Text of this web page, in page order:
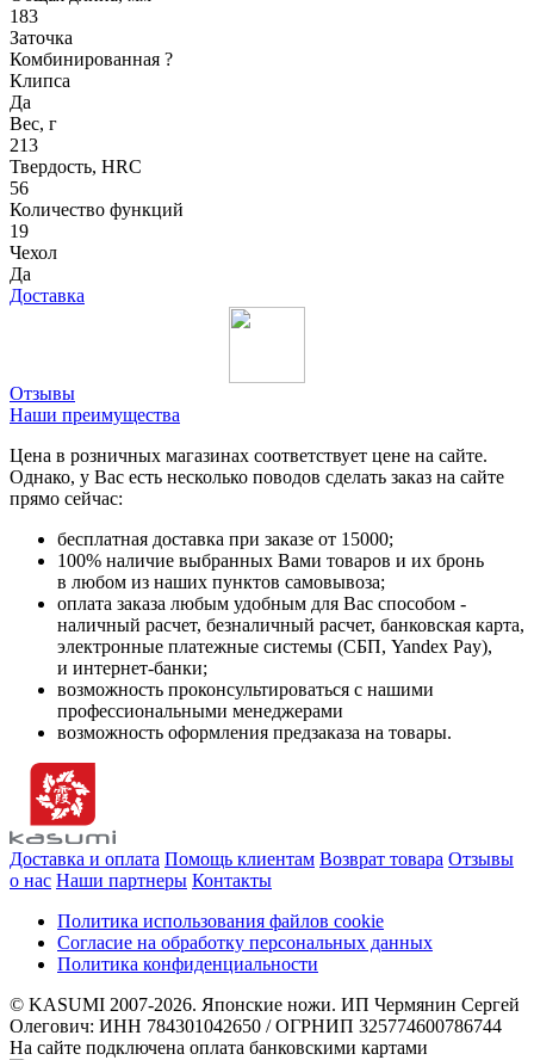
183
Заточка
Комбинированная ?
Клипса
Да
Вес, г
213
Твердость, HRC
56
Количество функций
19
Чехол
Да
Доставка
Отзывы
Наши преимущества
Цена в розничных магазинах соответствует цене на сайте.
Однако, у Вас есть несколько поводов сделать заказ на сайте
прямо сейчас:
бесплатная доставка при заказе от 15000;
100% наличие выбранных Вами товаров и их бронь
в любом из наших пунктов самовывоза;
оплата заказа любым удобным для Вас способом -
наличный расчет, безналичный расчет, банковская карта,
электронные платежные системы (СБП, Yandex Pay),
и интернет-банки;
возможность проконсультироваться с нашими
профессиональными менеджерами
возможность оформления предзаказа на товары.
Доставка и оплата Помощь клиентам Возврат товара Отзывы
о нас Наши партнеры Контакты
Политика использования файлов cookie
Согласие на обработку персональных данных
Политика конфиденциальности
© KASUMI 2007-2026. Японские ножи. ИП Чермянин Сергей
Олегович: ИНН 784301042650 / ОГРНИП 325774600786744
На сайте подключена оплата банковскими картами